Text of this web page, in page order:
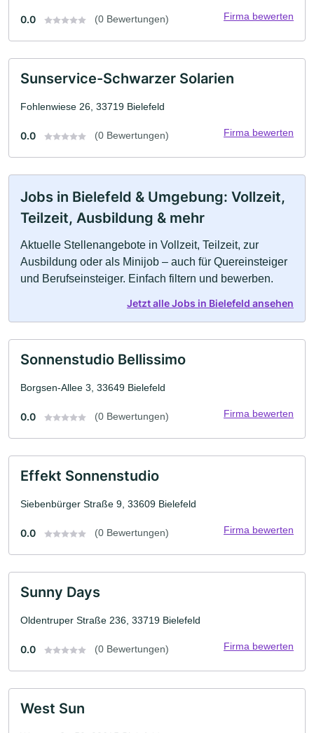
0.0 (0 Bewertungen) Firma bewerten
Sunservice-Schwarzer Solarien
Fohlenwiese 26, 33719 Bielefeld
0.0 (0 Bewertungen) Firma bewerten
Jobs in Bielefeld & Umgebung: Vollzeit,
Teilzeit, Ausbildung & mehr
Aktuelle Stellenangebote in Vollzeit, Teilzeit, zur
Ausbildung oder als Minijob – auch für Quereinsteiger
und Berufseinsteiger. Einfach filtern und bewerben.
Jetzt alle Jobs in Bielefeld ansehen
Sonnenstudio Bellissimo
Borgsen-Allee 3, 33649 Bielefeld
0.0 (0 Bewertungen) Firma bewerten
Effekt Sonnenstudio
Siebenbürger Straße 9, 33609 Bielefeld
0.0 (0 Bewertungen) Firma bewerten
Sunny Days
Oldentruper Straße 236, 33719 Bielefeld
0.0 (0 Bewertungen) Firma bewerten
West Sun